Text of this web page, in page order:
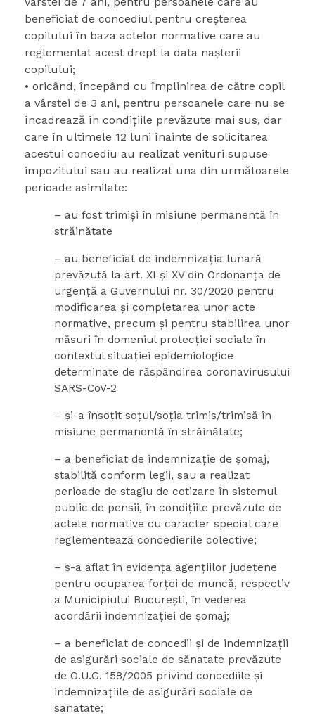
beneficiat de concediul pentru creşterea
copilului în baza actelor normative care au
reglementat acest drept la data naşterii
copilului;
• oricând, începând cu împlinirea de către copil
a vârstei de 3 ani, pentru persoanele care nu se
încadrează în condiţiile prevăzute mai sus, dar
care în ultimele 12 luni înainte de solicitarea
acestui concediu au realizat venituri supuse
impozitului sau au realizat una din următoarele
perioade asimilate:
– au fost trimişi în misiune permanentă în
străinătate
– au beneficiat de indemnizaţia lunară
prevăzută la art. XI şi XV din Ordonanţa de
urgenţă a Guvernului nr. 30/2020 pentru
modificarea şi completarea unor acte
normative, precum şi pentru stabilirea unor
măsuri în domeniul protecţiei sociale în
contextul situaţiei epidemiologice
determinate de răspândirea coronavirusului
SARS-CoV-2
– şi-a însoţit soţul/soţia trimis/trimisă în
misiune permanentă în străinătate;
– a beneficiat de indemnizaţie de şomaj,
stabilită conform legii, sau a realizat
perioade de stagiu de cotizare în sistemul
public de pensii, în condiţiile prevăzute de
actele normative cu caracter special care
reglementează concedierile colective;
– s-a aflat în evidenţa agenţiilor judeţene
pentru ocuparea forţei de muncă, respectiv
a Municipiului Bucureşti, în vederea
acordării indemnizaţiei de şomaj;
– a beneficiat de concedii şi de indemnizaţii
de asigurări sociale de sănatate prevăzute
de O.U.G. 158/2005 privind concediile şi
indemnizaţiile de asigurări sociale de
sanatate;